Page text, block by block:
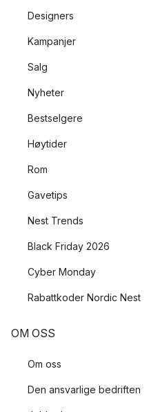
Designers
Kampanjer
Salg
Nyheter
Bestselgere
Høytider
Rom
Gavetips
Nest Trends
Black Friday 2026
Cyber Monday
Rabattkoder Nordic Nest
OM OSS
Om oss
Den ansvarlige bedriften